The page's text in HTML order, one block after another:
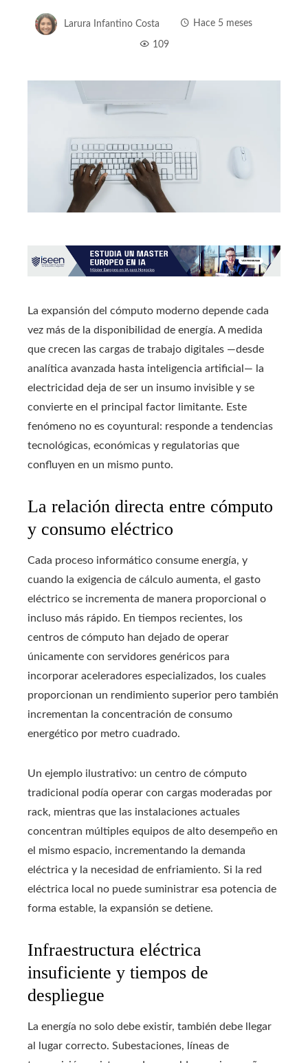
Larura Infantino Costa Hace 5 meses
109
La expansión del cómputo moderno depende cada
vez más de la disponibilidad de energía. A medida
que crecen las cargas de trabajo digitales —desde
analítica avanzada hasta inteligencia artificial— la
electricidad deja de ser un insumo invisible y se
convierte en el principal factor limitante. Este
fenómeno no es coyuntural: responde a tendencias
tecnológicas, económicas y regulatorias que
confluyen en un mismo punto.
La relación directa entre cómputo
y consumo eléctrico
Cada proceso informático consume energía, y
cuando la exigencia de cálculo aumenta, el gasto
eléctrico se incrementa de manera proporcional o
incluso más rápido. En tiempos recientes, los
centros de cómputo han dejado de operar
únicamente con servidores genéricos para
incorporar aceleradores especializados, los cuales
proporcionan un rendimiento superior pero también
incrementan la concentración de consumo
energético por metro cuadrado.
Un ejemplo ilustrativo: un centro de cómputo
tradicional podía operar con cargas moderadas por
rack, mientras que las instalaciones actuales
concentran múltiples equipos de alto desempeño en
el mismo espacio, incrementando la demanda
eléctrica y la necesidad de enfriamiento. Si la red
eléctrica local no puede suministrar esa potencia de
forma estable, la expansión se detiene.
Infraestructura eléctrica
insuficiente y tiempos de
despliegue
La energía no solo debe existir, también debe llegar
al lugar correcto. Subestaciones, líneas de